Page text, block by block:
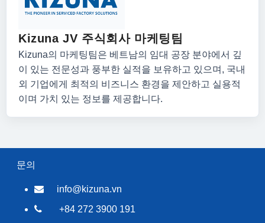
Kizuna JV 주식회사 마케팅팀
Kizuna의 마케팅팀은 베트남의 임대 공장 분야에서 깊
이 있는 전문성과 풍부한 실적을 보유하고 있으며, 국내
외 기업에게 최적의 비즈니스 환경을 제안하고 실용적
이며 가치 있는 정보를 제공합니다.
문의
info@kizuna.vn
+84 272 3900 191